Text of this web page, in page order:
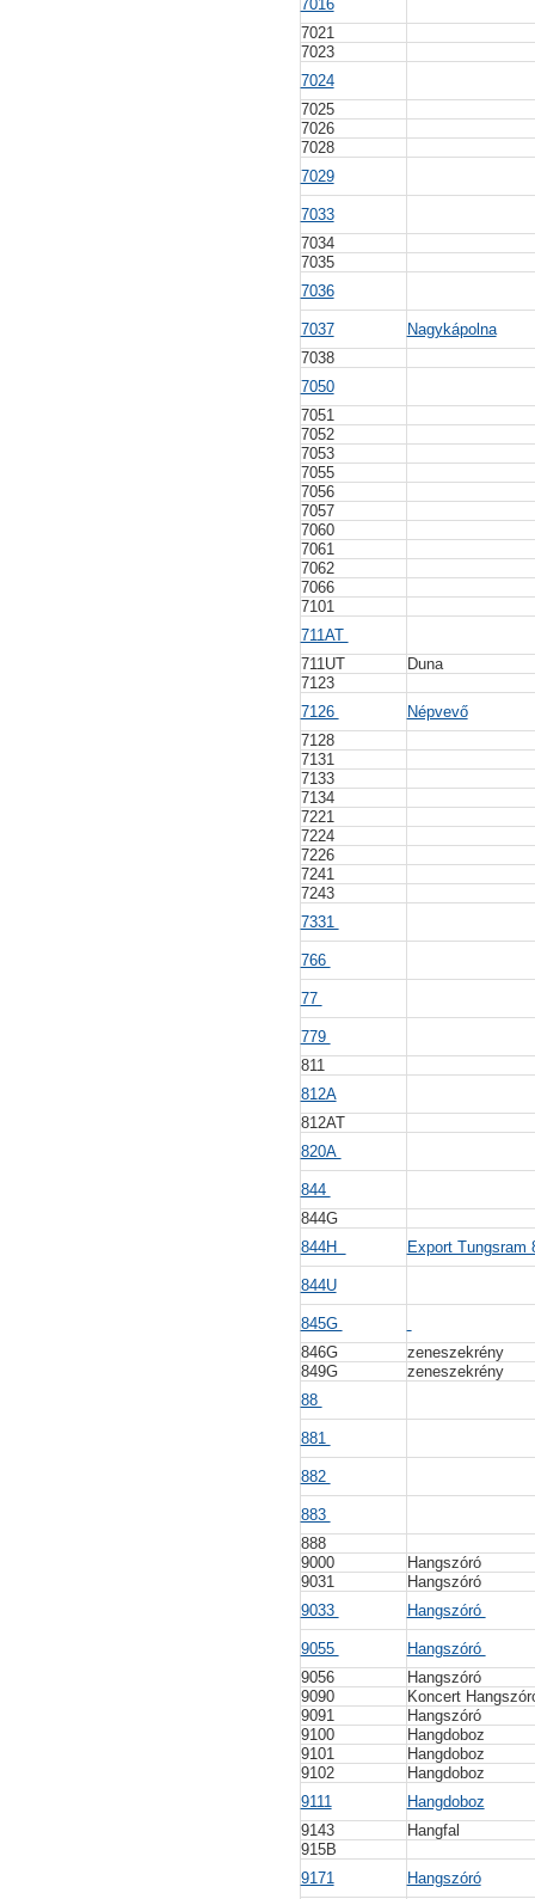
7016
7021
7023
7024
7025
7026
7028
7029
7033
7034
7035
7036
7037
Nagykápolna
7038
7050
7051
7052
7053
7055
7056
7057
7060
7061
7062
7066
7101
711AT
711UT
Duna
7123
7126
Népvevő
7128
7131
7133
7134
7221
7224
7226
7241
7243
7331
766
77
779
811
812A
812AT
820A
844
844G
844H
Export
844U
845G
846G
zeneszekrény
849G
zeneszekrény
88
881
882
883
888
9000
Hangszóró
9031
Hangszóró
9033
Hangszóró
9055
Hangszóró
9056
Hangszóró
9090
Koncert
9091
Hangszóró
9100
Hangdoboz
9101
Hangdoboz
9102
Hangdoboz
9111
Hangdoboz
9143
Hangfal
915B
9171
Hangszóró